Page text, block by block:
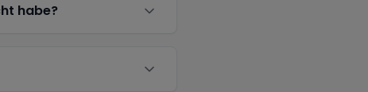
habe?